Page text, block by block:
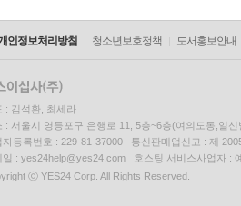
인정보처리방침 청소년보호정책 도서홍보안내
: 김석환, 최세라
: 서울시 영등포구 은행로 11, 5층~6층(여의도동,일신
자등록번호 : 229-81-37000 통신판매업신고 : 제
일 : yes24help@yes24.com 호스팅 서비스사업자 :
ⓒ YES24 Corp. All Rights Reserved.